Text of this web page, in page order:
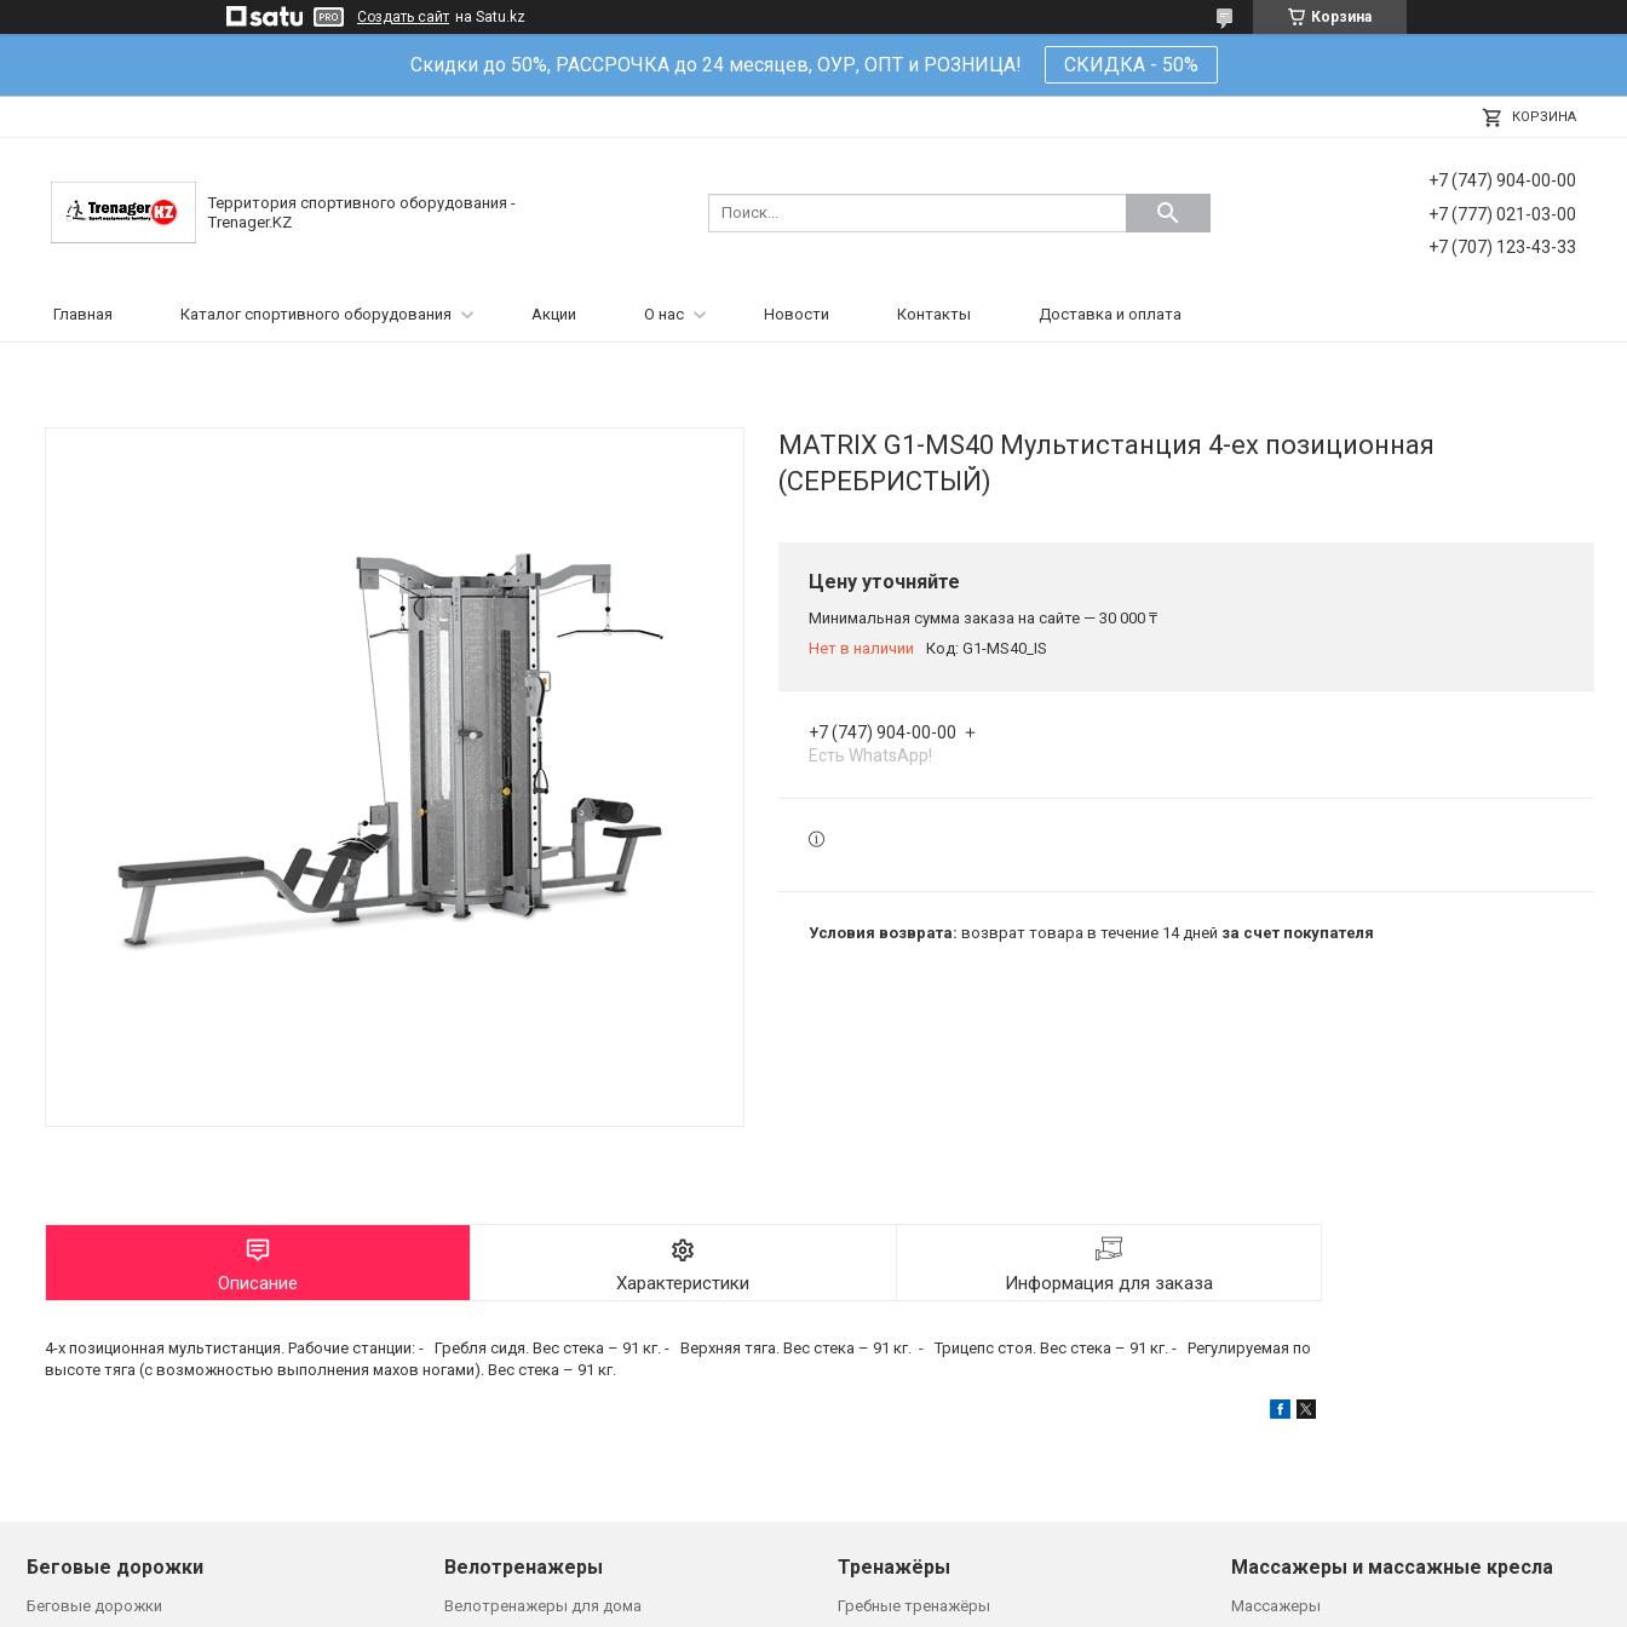
Создать сайт на Satu.kz Корзина
Скидки до 50%, РАССРОЧКА до 24 месяцев, ОУР, ОПТ и РОЗНИЦА! СКИДКА - 50%
КОРЗИНА
Территория спортивного оборудования -
Trenager.KZ
+7 (747) 904-00-00
+7 (777) 021-03-00
+7 (707) 123-43-33
Главная Каталог спортивного оборудования Акции О нас Новости Контакты Доставка и оплата
MATRIX G1-MS40 Мультистанция 4-ех позиционная
(СЕРЕБРИСТЫЙ)
Цену уточняйте
Минимальная сумма заказа на сайте — 30 000 ₸
Нет в наличии
Код: G1-MS40_IS
+7 (747) 904-00-00
Есть WhatsApp!
возврат товара в течение 14 дней за счет покупателя
Описание Характеристики Информация для заказа
4-х позиционная мультистанция. Рабочие станции: - Гребля сидя. Вес стека – 91 кг. - Верхняя тяга. Вес стека – 91 кг. - Трицепс стоя. Вес стека – 91 кг. - Регулируемая по
высоте тяга (с возможностью выполнения махов ногами). Вес стека – 91 кг.
Беговые дорожки
Беговые дорожки
Велотренажеры
Велотренажеры для дома
Тренажёры
Гребные тренажёры
Массажеры и массажные кресла
Массажеры